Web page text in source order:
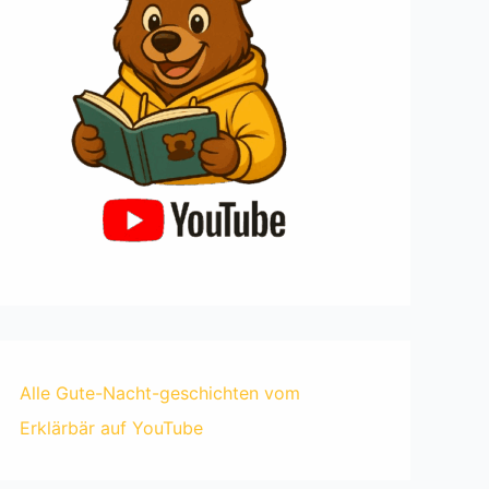
Alle Gute-Nacht-geschichten vom
Erklärbär auf YouTube